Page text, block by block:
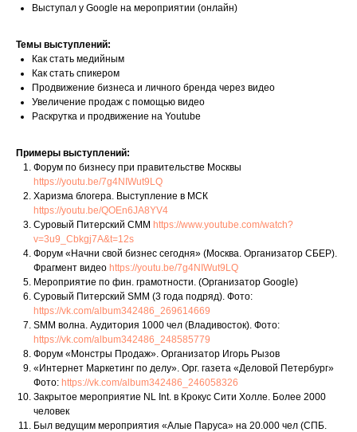
Выступал у Google на мероприятии (онлайн)
Темы выступлений:
Как стать медийным
Как стать спикером
Продвижение бизнеса и личного бренда через видео
Увеличение продаж с помощью видео
Раскрутка и продвижение на Youtube
Примеры выступлений:
Форум по бизнесу при правительстве Москвы
https://youtu.be/7g4NIWut9LQ
Харизма блогера. Выступление в МСК
https://youtu.be/QOEn6JA8YV4
Суровый Питерский СММ https://www.youtube.com/watch?
v=3u9_Cbkgj7A&t=12s
Форум «Начни свой бизнес сегодня» (Москва. Организатор СБЕР).
Фрагмент видео https://youtu.be/7g4NIWut9LQ
Мероприятие по фин. грамотности. (Организатор Google)
Суровый Питерский SMM (3 года подряд). Фото:
https://vk.com/album342486_269614669
SMM волна. Аудитория 1000 чел (Владивосток). Фото:
https://vk.com/album342486_248585779
Форум «Монстры Продаж». Организатор Игорь Рызов
«Интернет Маркетинг по делу». Орг. газета «Деловой Петербург»
Фото: https://vk.com/album342486_246058326
Закрытое мероприятие NL Int. в Крокус Сити Холле. Более 2000
человек
Был ведущим мероприятия «Алые Паруса» на 20.000 чел (СПБ.